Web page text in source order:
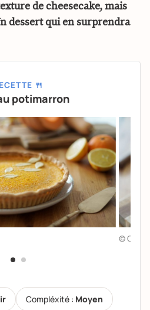
de cheesecake, mais
dessert qui en surprendra
🍴
potimarron
©
Compléxité : Moyen